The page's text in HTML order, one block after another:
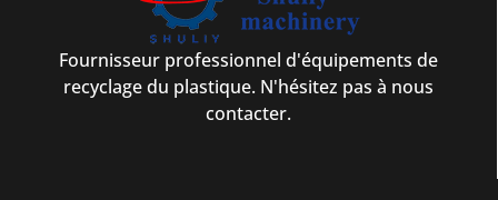
Fournisseur professionnel d'équipements de
recyclage du plastique. N'hésitez pas à nous
contacter.